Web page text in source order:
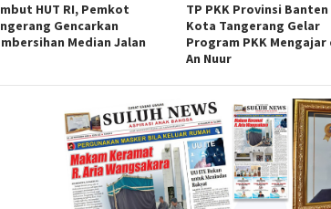
HUT RI, Pemkot
Gencarkan
Median Jalan
TP PKK Provinsi Banten
Kota Tangerang Gelar
Program PKK Mengajar
An Nuur